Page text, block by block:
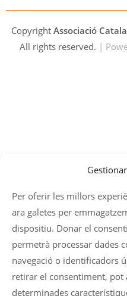
Per oferir les millors
ara galetes per
dispositiu. Donar el
permetrà processar dades
navegació o identificadors
retirar el consentiment, pot
determinades
Copyright Associació
All rights reserved. |